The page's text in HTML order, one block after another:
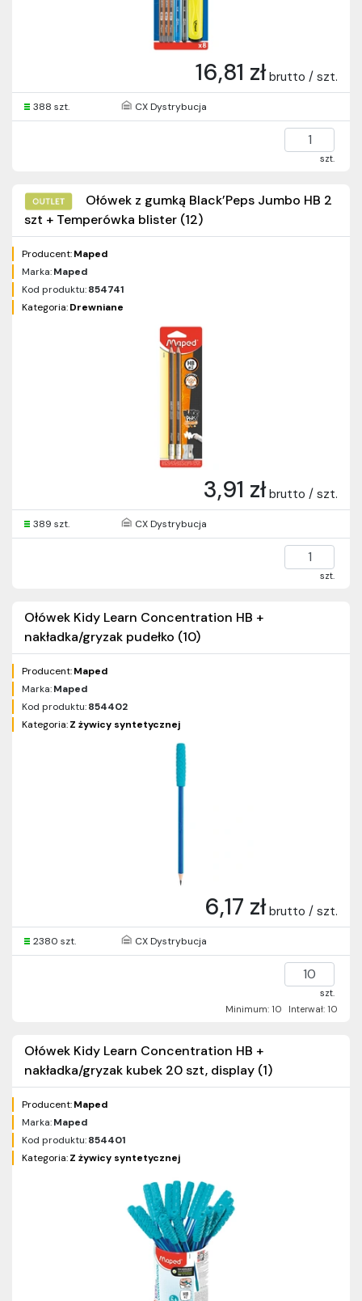
16,81 zł brutto / szt.
388 szt. CX Dystrybucja
szt.
Ołówek z gumką Black’Peps Jumbo HB 2
szt + Temperówka blister (12)
Producent:Maped
Marka:Maped
Kod produktu:854741
Kategoria:Drewniane
3,91 zł brutto / szt.
389 szt. CX Dystrybucja
szt.
Ołówek Kidy Learn Concentration HB +
nakładka/gryzak pudełko (10)
Producent:Maped
Marka:Maped
Kod produktu:854402
Kategoria:Z żywicy syntetycznej
6,17 zł brutto / szt.
2380 szt. CX Dystrybucja
szt.
Minimum: 10
Interwał: 10
Ołówek Kidy Learn Concentration HB +
nakładka/gryzak kubek 20 szt, display (1)
Producent:Maped
Marka:Maped
Kod produktu:854401
Kategoria:Z żywicy syntetycznej